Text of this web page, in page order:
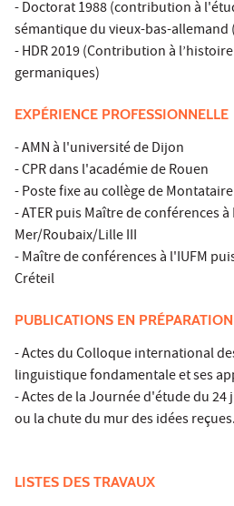
- Doctorat 1988 (contribution à
sémantique du vieux-bas-
- HDR 2019 (Contribution à
germaniques)
EXPÉRIENCE PROFESSIONNELLE
- AMN à l'université de Dijon
- CPR dans l'académie de Rouen
- Poste fixe au collège de
- ATER puis Maître de conférences
Mer/Roubaix/Lille III
- Maître de conférences à l'IUFM
Créteil
PUBLICATIONS EN PRÉPARATION
- Actes du Colloque international
linguistique fondamentale et ses
- Actes de la Journée d'étude du
ou la chute du mur des idées reçues.
LISTES DES TRAVAUX